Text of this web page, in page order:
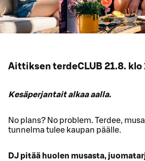
Aittiksen terdeCLUB 21.8. klo
Kesäperjantait alkaa aalla.
No plans? No problem. Terdee,
tunnelma tulee kaupan päälle.
DJ pitää huolen musasta,